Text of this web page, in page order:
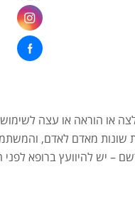
או הוראה או עצה
שונות מאדם לאדם,
– יש להיוועץ ברופא